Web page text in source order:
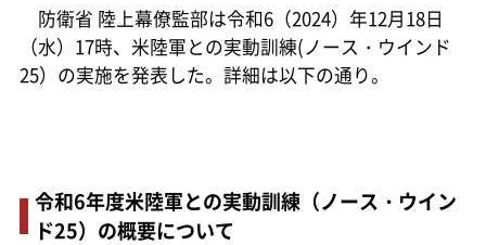
防衛省 陸上幕僚監部は令和6（2024）年12月18日
（水）17時、米陸軍との実動訓練(ノース・ウインド
25）の実施を発表した。詳細は以下の通り。
令和6年度米陸軍との実動訓練（ノース・ウイン
ド25）の概要について